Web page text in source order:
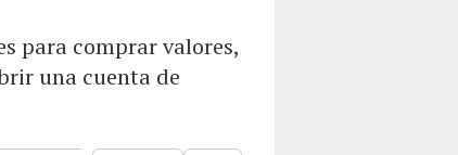
para comprar valores,
una cuenta de